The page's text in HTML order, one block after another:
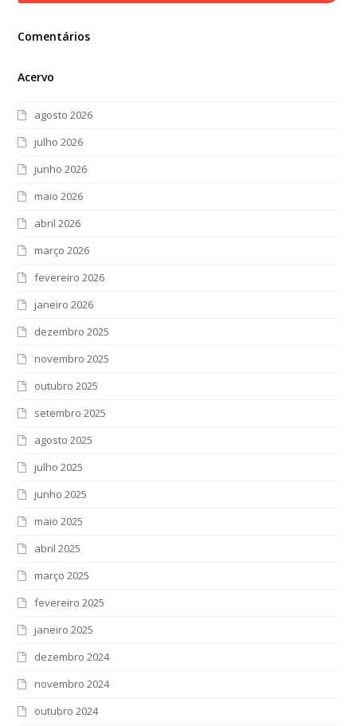
Comentários
Acervo
agosto 2026
julho 2026
junho 2026
maio 2026
abril 2026
março 2026
fevereiro 2026
janeiro 2026
dezembro 2025
novembro 2025
outubro 2025
setembro 2025
agosto 2025
julho 2025
junho 2025
maio 2025
abril 2025
março 2025
fevereiro 2025
janeiro 2025
dezembro 2024
novembro 2024
outubro 2024